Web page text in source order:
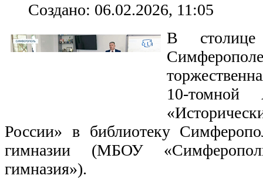
Создано: 06.02.2026, 11:05
В
10-томной
России» в библиотеку
гимназии (МБОУ
гимназия»).